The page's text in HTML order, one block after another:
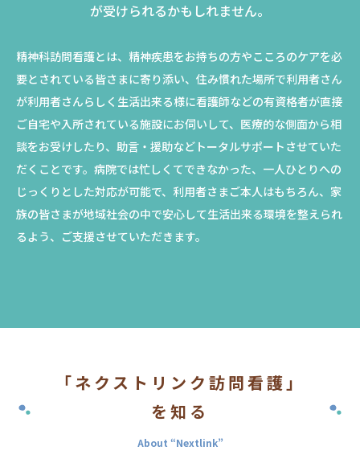
が受けられるかもしれません。
精神科訪問看護とは、精神疾患をお持ちの方やこころのケアを必
要とされている皆さまに寄り添い、住み慣れた場所で利用者さん
が利用者さんらしく生活出来る様に看護師などの有資格者が直接
ご自宅や入所されている施設にお伺いして、医療的な側面から相
談をお受けしたり、助言・援助などトータルサポートさせていた
だくことです。病院では忙しくてできなかった、一人ひとりへの
じっくりとした対応が可能で、利用者さまご本人はもちろん、家
族の皆さまが地域社会の中で安心して生活出来る環境を整えられ
るよう、ご支援させていただきます。
「ネクストリンク訪問看護」
を知る
About “Nextlink”